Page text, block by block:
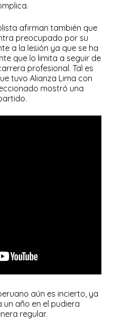
afirman también que
preocupado por su
a la lesión ya que se ha
que lo limita a seguir de
profesional. Tal es
tuvo Alianza Lima con
mostró una
aún es incierto, ya
año en el pudiera
regular.